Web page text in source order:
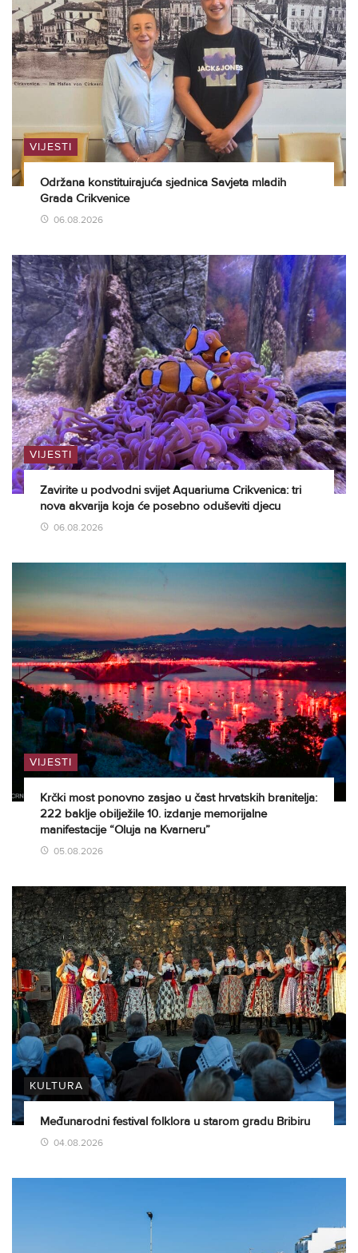
VIJESTI
Održana konstituirajuća sjednica Savjeta mladih
Grada Crikvenice
06.08.2026
VIJESTI
Zavirite u podvodni svijet Aquariuma Crikvenica: tri
nova akvarija koja će posebno oduševiti djecu
06.08.2026
VIJESTI
Krčki most ponovno zasjao u čast hrvatskih branitelja:
222 baklje obilježile 10. izdanje memorijalne
manifestacije “Oluja na Kvarneru”
05.08.2026
KULTURA
Međunarodni festival folklora u starom gradu Bribiru
04.08.2026